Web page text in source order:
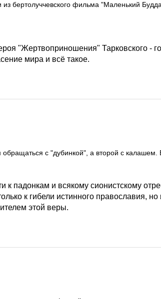
бертолуччевского фильма "Маленький
"Жертвоприношения" Тарковского -
мира и всё такое.
с "дубинкой", а второй с калашем.
к падонкам и всякому сионистскому
к гибели истинного православия, но
этой веры.